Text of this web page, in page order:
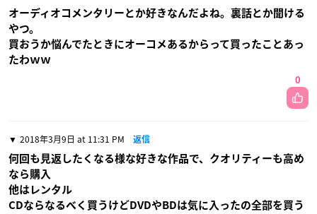
オーディオコメンタリーとか好きなんだよね。裏話とか聞ける
やつ。
買おうか悩んでたときにオーコメあるからって買ったことあっ
たわｗｗ
0
2018年3月9日 at 11:31 PM 返信
何回も見返したくなる様な好きな作品で、クオリティーも高め
なら購入
他はレンタル
CDならなるべく買うけどDVDやBDは気に入ったの全部を買う